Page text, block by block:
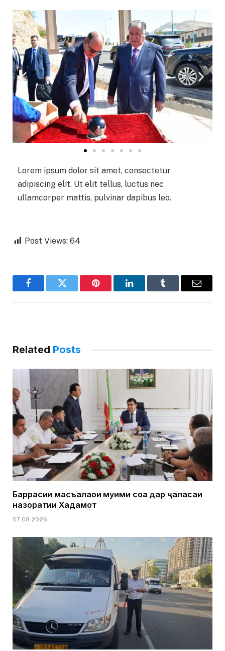
Lorem ipsum dolor sit amet, consectetur
adipiscing elit. Ut elit tellus, luctus nec
ullamcorper mattis, pulvinar dapibus leo.
Post Views: 64
FacebookTwitter Pinterest LinkedInTumblr Email
Related Posts
Баррасии масъалаҳои муҳими соҳа дар ҷаласаи
назоратии Хадамот
07.08.2026